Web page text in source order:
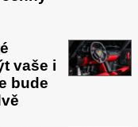
vaše i
bude